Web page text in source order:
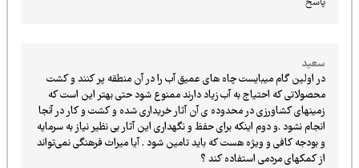
در اولین گام میبایست چاه های عمیق آب را در آن منطقه پر کنند و کشت
محصولاتی که احتیاج به آب زیاد دارند ممنوع شود حتی بهتر این است که
زمینهای کشاورزی در محدوده ی آن آثار خریداری شده و کشت و کار در آنجا
انجام نشود .و دوم اینکه برای حفظ و نگهداری این آثار بی نظیر نیاز به سرمایه
و بودجه کافی و ویژه هست که باید تامین شود . آیا میراث فرهنگی نمی‌تواند
از کمکهای مردمی استفاده کند ؟